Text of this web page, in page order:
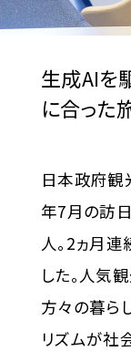
生成AIを
に合った
日本政府観
年7月の訪
人。2ヵ月
した。人気
方々の暮ら
リズムが社